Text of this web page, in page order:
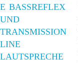
E BASSREFLEX
UND
TRANSMISSION
LINE
LAUTSPRECHE